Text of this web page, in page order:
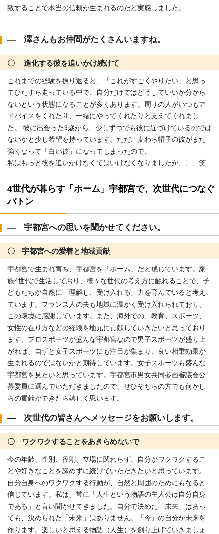
致することで本当の信頼が生まれるのだと実感しました。
― 澤さんもお仲間がたくさんいますね。
〇 進化する彼を追いかけ続けて
これまでの経験を振り返ると、「これがすごくやりたい」と思っ
てひたすら走っている中で、自分だけではどうしていいか分から
ないという状態になることが多くあります。周りの人がいつもア
ドバイスをくれたり、一緒にやってくれたりと支えてくれまし
た。 彼に出会った9歳から、少しずつでも彼に近づけているのでは
ないかと少し希望を持っています。ただ、麦わら帽子の彼がまた
強くなって「白い彼」になってしまったので、
私はもっと彼を追いかけなくてはいけなくなりましたが、、、笑
4世代が暮らす「ホーム」宇都宮で、次世代につなぐ
バトン
― 宇都宮への思いを聞かせてください。
〇 宇都宮への愛着と地域貢献
宇都宮で生まれ育ち、宇都宮を「ホーム」だと感じています。家
族4世代で生活しており、様々な世代の考え方に触れることで、子
どもたちが自然に「理解し、受け入れる」力を育んでいると考え
ています。フランス人の夫も地域に温かく受け入れられており、
この環境に感謝しています。また、海外での、教育、スポーツ、
女性の在り方などの経験を地元に貢献していきたいと思っており
ます。プロスポーツが盛んな宇都宮なので男子スポーツが盛り上
がれば、自ずと女子スポーツにも注目が集まり、良い相乗効果が
生まれるのではないかと期待しています。女子スポーツも盛んな
宇都宮を見たいと思っています。宇都宮市男女共同参画審議会公
募委員に選んでいただきましたので、ぜひそちらの方でも何かし
らの貢献ができたら嬉しく思います。
― 次世代の皆さんへメッセージをお願いします。
〇 ワクワクすることをあきらめないで
今の年齢、性別、役割、立場に関わらず、自分がワクワクするこ
とや好きなことを諦めずに続けていただきたいと思っています。
自分自身へのワクワクする行動が、自然と周囲のためにもなると
信じています。私は、常に「人生という物語の主人公は自分自身
である」と言い聞かせてきました。自分で決めた「未来」はあっ
ても、決められた「未来」はありません。「今」の自分が未来を
作ります。楽しいと思える物語（人生）を創り上げていきましょ